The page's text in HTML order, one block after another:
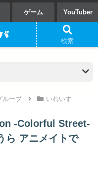
ゲーム YouTuber
ループ いれいす
-Colorful Street-
ら アニメイトで
検索